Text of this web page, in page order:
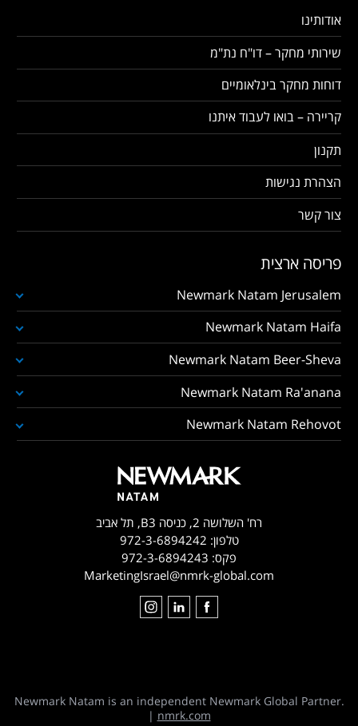
אודותינו
שירותי מחקר – דו"ח נת"מ
דוחות מחקר בינלאומיים
קריירה – בואו לעבוד איתנו
תקנון
הצהרת נגישות
צור קשר
פריסה ארצית
Newmark Natam Jerusalem
Newmark Natam Haifa
Newmark Natam Beer-Sheva
Newmark Natam Ra'anana
Newmark Natam Rehovot
רח' השלושה 2, כניסה B3, תל אביב
טלפון: 972-3-6894242
פקס: 972-3-6894243
MarketingIsrael@nmrk-global.com
Newmark Natam is an independent Newmark Global Partner.
| nmrk.com